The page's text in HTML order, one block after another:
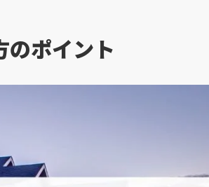
のポイント